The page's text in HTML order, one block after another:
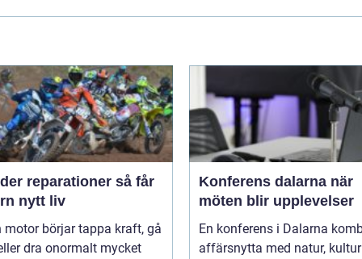
reparationer så får
nytt liv
motor börjar tappa kraft, gå
dra onormalt mycket
Konferens dalarna när
möten blir upplevelser
En konferens i Dalarna
affärsnytta med natur,